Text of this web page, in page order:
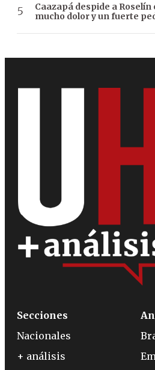
Caazapá despide a
mucho dolor y un fuerte
Secciones
Nacionales
+ análisis